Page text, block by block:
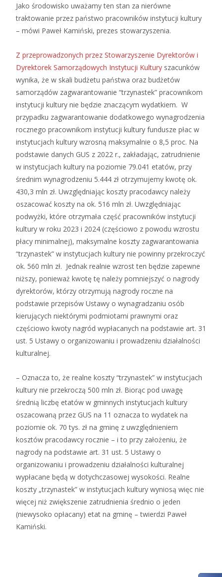
Jako środowisko uważamy ten stan za nierówne
traktowanie przez państwo pracowników instytucji kultury
– mówi Paweł Kamiński, prezes stowarzyszenia.
Z przeprowadzonych przez Stowarzyszenie Dyrektorów i
Dyrektorek Samorządowych Instytucji Kultury szacunków
wynika, że w skali budżetu państwa oraz budżetów
samorządów zagwarantowanie “trzynastek” pracownikom
instytucji kultury nie będzie znaczącym wydatkiem. W
przypadku zagwarantowanie dodatkowego wynagrodzenia
rocznego pracownikom instytucji kultury fundusze płac w
instytucjach kultury wzrosną maksymalnie o 8,5 proc. Na
podstawie danych GUS z 2022 r., zakładając, zatrudnienie
w instytucjach kultury na poziomie 79.041 etatów, przy
średnim wynagrodzeniu 5.444 zł otrzymujemy kwotę ok.
430,3 mln zł. Uwzględniając koszty pracodawcy należy
oszacować koszty na ok. 516 mln zł. Uwzględniając
podwyżki, które otrzymała część pracowników instytucji
kultury w roku 2023 i 2024 (częściowo z powodu wzrostu
płacy minimalnej), maksymalne koszty zagwarantowania
“trzynastek” w instytucjach kultury nie powinny przekroczyć
ok. 560 mln zł. Jednak realnie wzrost ten będzie zapewne
niższy, ponieważ kwotę tę należy pomniejszyć o nagrody
dyrektorów, którzy otrzymują nagrody roczne na
podstawie przepisów Ustawy o wynagradzaniu osób
kierujących niektórymi podmiotami prawnymi oraz
częściowo kwoty nagród wypłacanych na podstawie art. 31
ust. 5 Ustawy o organizowaniu i prowadzeniu działalności
kulturalnej.
– Oznacza to, że realne koszty “trzynastek” w instytucjach
kultury nie przekroczą 500 mln zł. Biorąc pod uwagę
średnią liczbę etatów w gminnych instytucjach kultury
oszacowaną przez GUS na 11 oznacza to wydatek na
poziomie ok. 70 tys. zł na gminę z uwzględnieniem
kosztów pracodawcy rocznie – i to przy założeniu, że
nagrody na podstawie art. 31 ust. 5 Ustawy o
organizowaniu i prowadzeniu działalności kulturalnej
wypłacane będą w dotychczasowej wysokości. Realne
koszty „trzynastek” w instytucjach kultury wyniosą więc nie
więcej niż zwiększenie zatrudnienia średnio o jeden
(niewysoko opłacany) etat na gminę – twierdzi Paweł
Kamiński.